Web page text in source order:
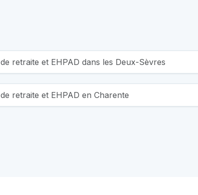
retraite et EHPAD dans les Deux-Sèvres
retraite et EHPAD en Charente